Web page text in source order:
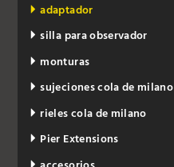
adaptador
silla para observador
monturas
sujeciones cola de milano
rieles cola de milano
Pier Extensions